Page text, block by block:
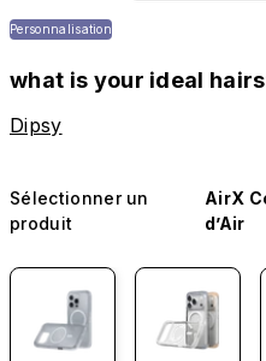
Personnalisation
what is your ideal
Dipsy
Sélectionner un
produit
AirX
d’Air